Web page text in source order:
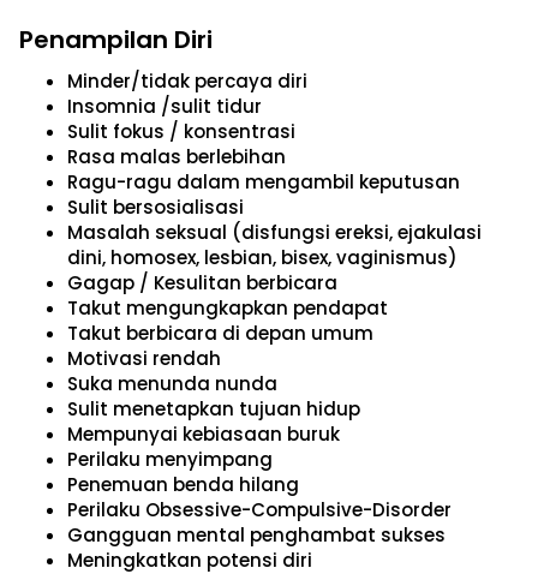
Penampilan Diri
Minder/tidak percaya diri
Insomnia /sulit tidur
Sulit fokus / konsentrasi
Rasa malas berlebihan
Ragu-ragu dalam mengambil keputusan
Sulit bersosialisasi
Masalah seksual (disfungsi ereksi, ejakulasi
dini, homosex, lesbian, bisex, vaginismus)
Gagap / Kesulitan berbicara
Takut mengungkapkan pendapat
Takut berbicara di depan umum
Motivasi rendah
Suka menunda nunda
Sulit menetapkan tujuan hidup
Mempunyai kebiasaan buruk
Perilaku menyimpang
Penemuan benda hilang
Perilaku Obsessive-Compulsive-Disorder
Gangguan mental penghambat sukses
Meningkatkan potensi diri